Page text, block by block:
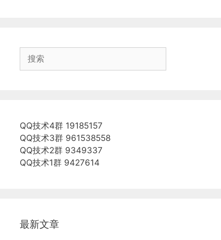
QQ技术4群 19185157
QQ技术3群 961538558
QQ技术2群 9349337
QQ技术1群 9427614
最新文章